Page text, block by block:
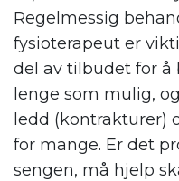
Regelmessig
fysioterapeut er
del av tilbudet for å
lenge som mulig,
ledd (kontrakturer)
for mange. Er det
sengen, må hjelp